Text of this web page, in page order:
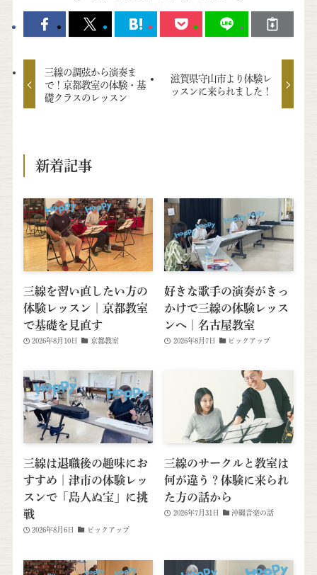
三線の調弦から演奏ま
で！京都教室の体験・基
礎クラスのレッスン
滋賀県守山市より体験レ
ッスンに来られました！
新着記事
三線を習い直したい方の
体験レッスン｜京都教室
で基礎を見直す
2026年8月10日 京都教室
好きな歌手の演奏がきっ
かけで三線の体験レッス
ンへ｜名古屋教室
2026年8月7日 ピックアップ
三線は退職後の趣味にお
すすめ｜津市の体験レッ
スンで「島人ぬ宝」に挑
戦
2026年8月6日 ピックアップ
三線のサークルと教室は
何が違う？体験に来られ
た方の話から
2026年7月31日 沖縄音楽の話